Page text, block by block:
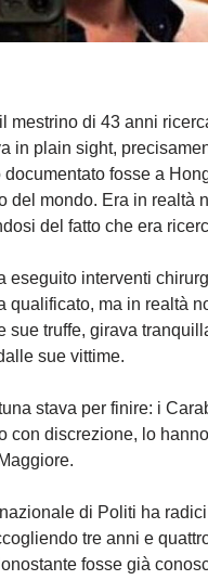
mestrino di 43 anni
in plain sight,
documentato fosse a
del mondo. Era in realtà
del fatto che era
eseguito interventi
qualificato, ma in realtà
sue truffe, girava
sue vittime.
stava per finire: i
con discrezione, lo
di Politi ha
tre anni e
fosse già